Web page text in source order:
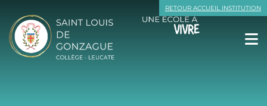
RETOUR ACCUEIL INSTITUTION